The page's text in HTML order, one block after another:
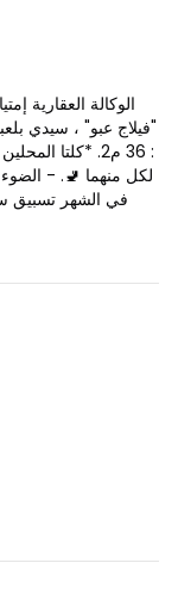
: 36 م2. *كلتا